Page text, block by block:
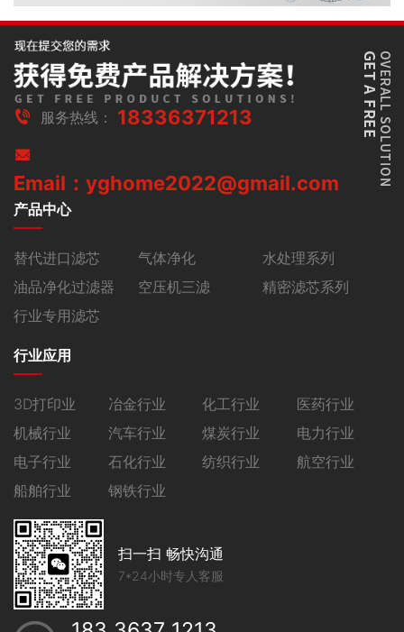
服务热线： 18336371213
Email：yghome2022@gmail.com
产品中心
替代进口滤芯 气体净化
水处理系列
油品净化过滤器
空压机三滤
精密滤芯系列
行业专用滤芯
行业应用
3D打印业 冶金行业 化工行业
医药行业
机械行业
汽车行业 煤炭行业
电力行业
电子行业
石化行业 纺织行业
航空行业
船舶行业
钢铁行业
扫一扫 畅快沟通
7*24小时专人客服